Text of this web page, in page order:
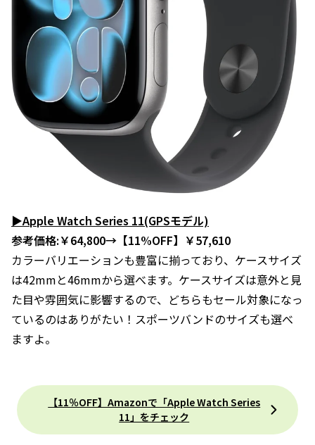
▶Apple Watch Series 11(GPSモデル)
参考価格:￥64,800→【11%OFF】￥57,610
カラーバリエーションも豊富に揃っており、ケースサイズ
は42mmと46mmから選べます。ケースサイズは意外と見
た目や雰囲気に影響するので、どちらもセール対象になっ
ているのはありがたい！スポーツバンドのサイズも選べ
ますよ。
【11％OFF】Amazonで「Apple Watch Series
11」をチェック